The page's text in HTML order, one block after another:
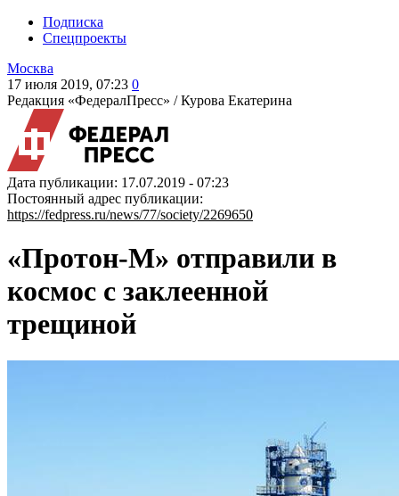
Подписка
Спецпроекты
Москва
17 июля 2019, 07:23 0
Редакция «ФедералПресс» /Курова Екатерина
Дата публикации: 17.07.2019 - 07:23
Постоянный адрес публикации:
https://fedpress.ru/news/77/society/2269650
«Протон-М» отправили в
космос с заклеенной
трещиной